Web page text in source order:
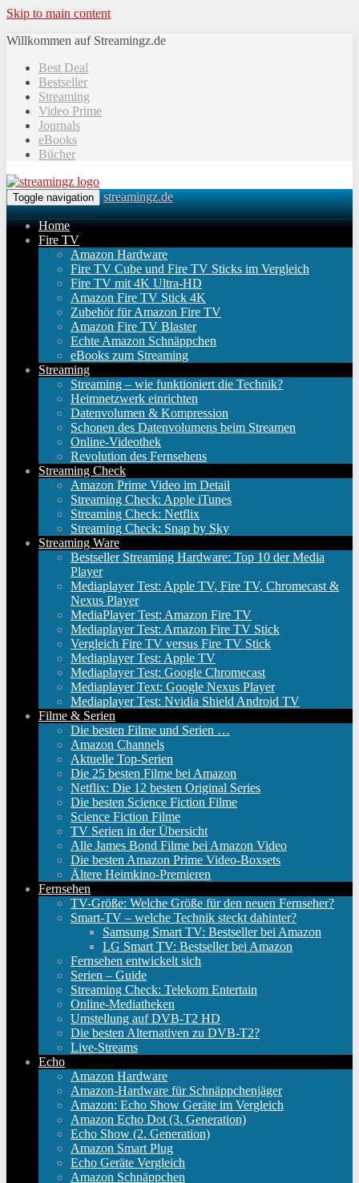
Skip to main content
Willkommen auf Streamingz.de
Best Deal
Bestseller
Streaming
Video Prime
Journals
eBooks
Bücher
Toggle navigation streamingz.de
Home
Fire TV
Amazon Hardware
Fire TV Cube und Fire TV Sticks im Vergleich
Fire TV mit 4K Ultra-HD
Amazon Fire TV Stick 4K
Zubehör für Amazon Fire TV
Amazon Fire TV Blaster
Echte Amazon Schnäppchen
eBooks zum Streaming
Streaming
Streaming – wie funktioniert die Technik?
Heimnetzwerk einrichten
Datenvolumen & Kompression
Schonen des Datenvolumens beim Streamen
Online-Videothek
Revolution des Fernsehens
Streaming Check
Amazon Prime Video im Detail
Streaming Check: Apple iTunes
Streaming Check: Netflix
Streaming Check: Snap by Sky
Streaming Ware
Bestseller Streaming Hardware: Top 10 der Media
Player
Mediaplayer Test: Apple TV, Fire TV, Chromecast &
Nexus Player
MediaPlayer Test: Amazon Fire TV
Mediaplayer Test: Amazon Fire TV Stick
Vergleich Fire TV versus Fire TV Stick
Mediaplayer Test: Apple TV
Mediaplayer Test: Google Chromecast
Mediaplayer Text: Google Nexus Player
Mediaplayer Test: Nvidia Shield Android TV
Filme & Serien
Die besten Filme und Serien …
Amazon Channels
Aktuelle Top-Serien
Die 25 besten Filme bei Amazon
Netflix: Die 12 besten Original Series
Die besten Science Fiction Filme
Science Fiction Filme
TV Serien in der Übersicht
Alle James Bond Filme bei Amazon Video
Die besten Amazon Prime Video-Boxsets
Ältere Heimkino-Premieren
Fernsehen
TV-Größe: Welche Größe für den neuen Fernseher?
Smart-TV – welche Technik steckt dahinter?
Samsung Smart TV: Bestseller bei Amazon
LG Smart TV: Bestseller bei Amazon
Fernsehen entwickelt sich
Serien – Guide
Streaming Check: Telekom Entertain
Online-Mediatheken
Umstellung auf DVB-T2 HD
Die besten Alternativen zu DVB-T2?
Live-Streams
Echo
Amazon Hardware
Amazon-Hardware für Schnäppchenjäger
Amazon: Echo Show Geräte im Vergleich
Amazon Echo Dot (3. Generation)
Echo Show (2. Generation)
Amazon Smart Plug
Echo Geräte Vergleich
Amazon Schnäppchen